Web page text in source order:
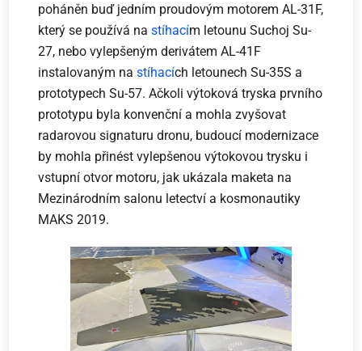
poháněn buď jedním proudovým motorem AL-31F,
který se používá nastíhacím letounu Suchoj Su-
27, nebo vylepšeným derivátem AL-41F
instalovaným nastíhacích letounech Su-35S a
prototypech Su-57. Ačkoli výtoková tryska prvního
prototypu byla konvenční a mohla zvyšovat
radarovou signaturu dronu, budoucí modernizace
by mohla přinést vylepšenou výtokovou trysku i
vstupní otvor motoru, jak ukázala maketa na
Mezinárodním salonu letectví a kosmonautiky
MAKS 2019.